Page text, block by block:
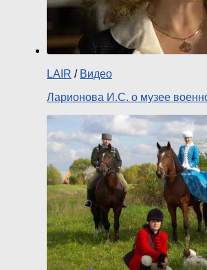
LAIR / Видео
Ларионова И.С. о музее